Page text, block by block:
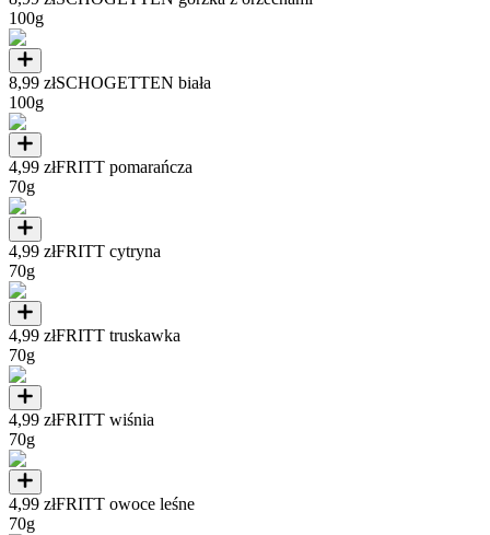
100g
8,99 złSCHOGETTEN biała
100g
4,99 złFRITT pomarańcza
70g
4,99 złFRITT cytryna
70g
4,99 złFRITT truskawka
70g
4,99 złFRITT wiśnia
70g
4,99 złFRITT owoce leśne
70g